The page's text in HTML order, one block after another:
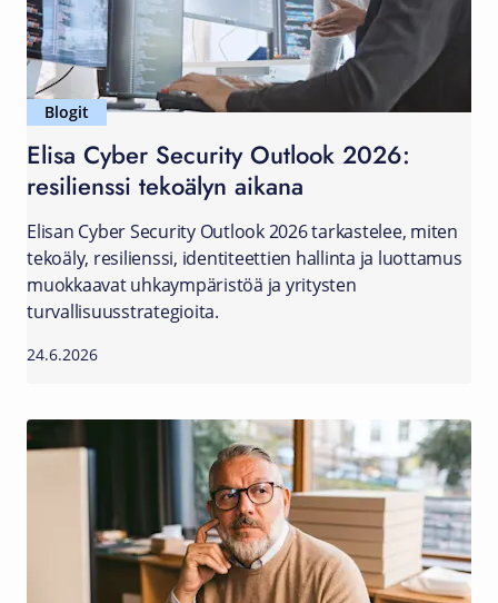
Blogit
Elisa Cyber Security Outlook 2026:
resilienssi tekoälyn aikana
Elisan Cyber Security Outlook 2026 tarkastelee, miten
tekoäly, resilienssi, identiteettien hallinta ja luottamus
muokkaavat uhkaympäristöä ja yritysten
turvallisuusstrategioita.
24.6.2026